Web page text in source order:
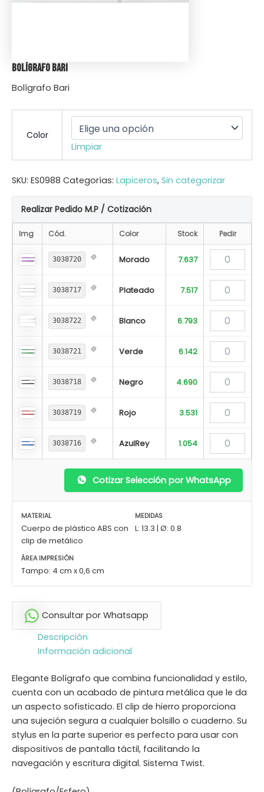
Bolígrafo Bari
Bolígrafo Bari
Color
Limpiar
SKU: ES0988 Categorías: Lapiceros, Sin categorizar
Realizar Pedido M.P / Cotización
Img Cód. Color Stock Pedir
3038720 Morado 7.637
3038717 Plateado 7.517
3038722 Blanco 6.793
3038721 Verde 6.142
3038718 Negro 4.690
3038719 Rojo 3.531
3038716 AzulRey 1.054
Cotizar Selección por WhatsApp
MATERIAL
Cuerpo de plástico ABS con
clip de metálico
MEDIDAS
L: 13.3 | Ø: 0.8
ÁREA IMPRESIÓN
Tampo: 4 cm x 0,6 cm
Consultar por Whatsapp
Descripción
Información adicional
Elegante Bolígrafo que combina funcionalidad y estilo,
cuenta con un acabado de pintura metálica que le da
un aspecto sofisticado. El clip de hierro proporciona
una sujeción segura a cualquier bolsillo o cuaderno. Su
stylus en la parte superior es perfecto para usar con
dispositivos de pantalla táctil, facilitando la
navegación y escritura digital. Sistema Twist.